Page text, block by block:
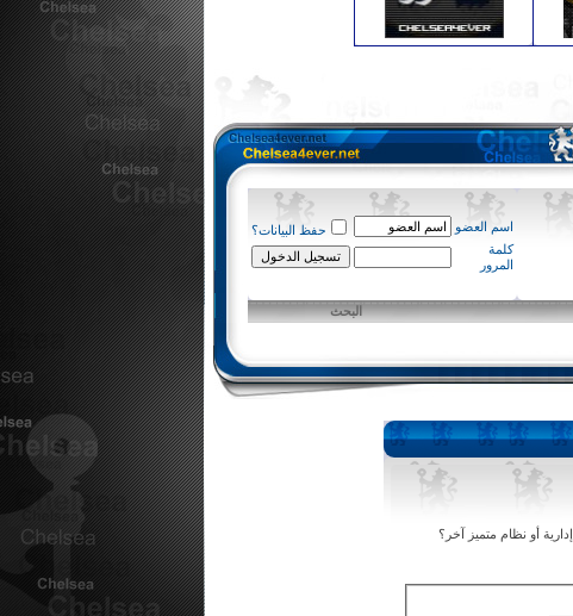
اسم العضو
حفظ البيانات؟
كلمة
المرور
البحث
أو نظام متميز آخر؟